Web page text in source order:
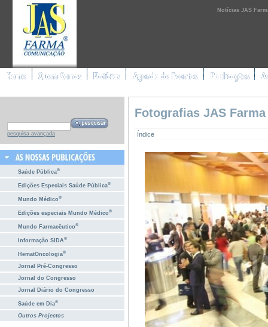
Notícias JAS
pesquisa avançada
Saúde Pública®
Edições Especiais Saúde Pública®
Mundo Médico®
Edições especiais Mundo Médico®
Mundo Farmacêutico®
Informação SIDA®
HematOncologia®
Jornal Pré-Congresso
Jornal do Congresso
Jornal Diário do Congresso
Saúde em Dia®
Outros Projectos
Fotografias JAS
Índice